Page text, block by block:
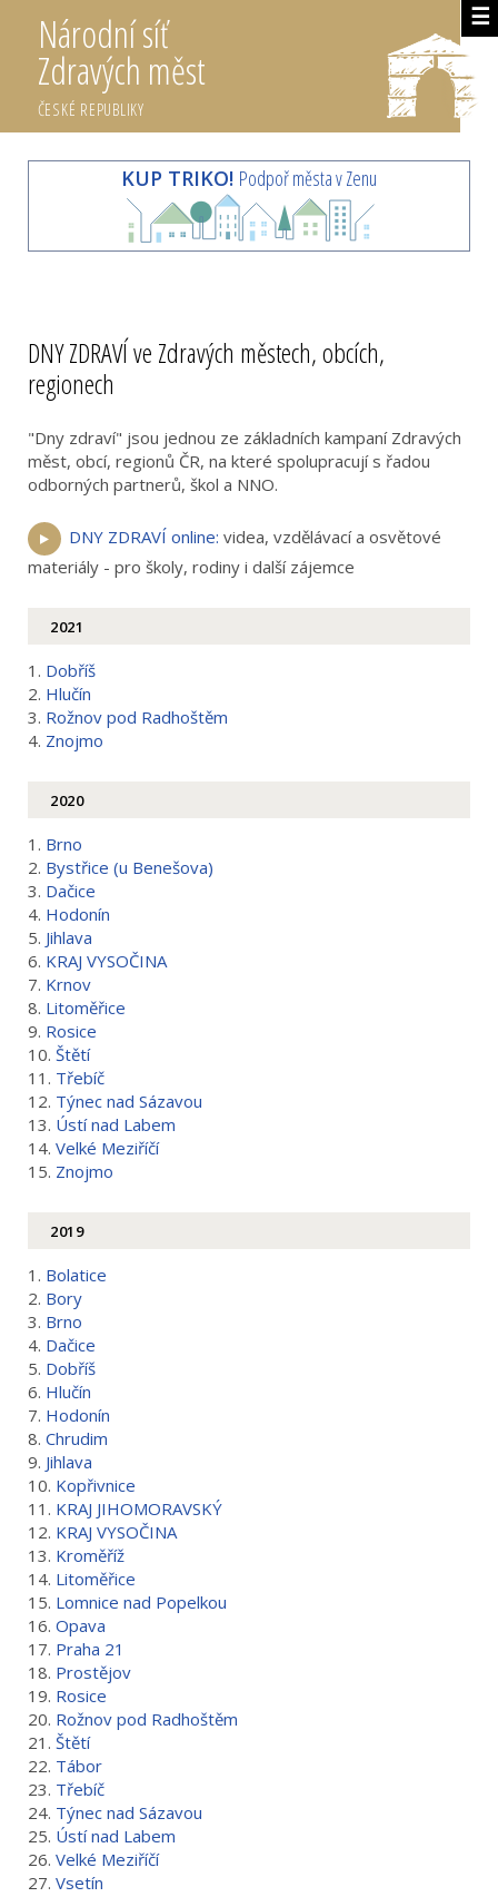
☰
Národní síť
Zdravých měst
ČESKÉ REPUBLIKY
KUP TRIKO! Podpoř města v Zenu
DNY ZDRAVÍ ve Zdravých městech, obcích,
regionech
"Dny zdraví" jsou jednou ze základních kampaní Zdravých
měst, obcí, regionů ČR, na které spolupracují s řadou
odborných partnerů, škol a NNO.
DNY ZDRAVÍ online: videa, vzdělávací a osvětové
materiály - pro školy, rodiny i další zájemce
2021
1. Dobříš
2. Hlučín
3. Rožnov pod Radhoštěm
4. Znojmo
2020
1. Brno
2. Bystřice (u Benešova)
3. Dačice
4. Hodonín
5. Jihlava
6. KRAJ VYSOČINA
7. Krnov
8. Litoměřice
9. Rosice
10. Štětí
11. Třebíč
12. Týnec nad Sázavou
13. Ústí nad Labem
14. Velké Meziříčí
15. Znojmo
2019
1. Bolatice
2. Bory
3. Brno
4. Dačice
5. Dobříš
6. Hlučín
7. Hodonín
8. Chrudim
9. Jihlava
10. Kopřivnice
11. KRAJ JIHOMORAVSKÝ
12. KRAJ VYSOČINA
13. Kroměříž
14. Litoměřice
15. Lomnice nad Popelkou
16. Opava
17. Praha 21
18. Prostějov
19. Rosice
20. Rožnov pod Radhoštěm
21. Štětí
22. Tábor
23. Třebíč
24. Týnec nad Sázavou
25. Ústí nad Labem
26. Velké Meziříčí
27. Vsetín